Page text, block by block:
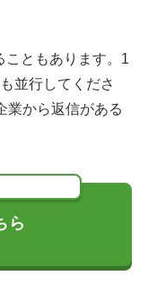
こともあります。1
並行してくださ
業から返信がある
ら